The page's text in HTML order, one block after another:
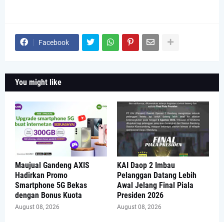
Facebook
You might like
Maujual Gandeng AXIS
Hadirkan Promo
Smartphone 5G Bekas
dengan Bonus Kuota
August 08, 2026
KAI Daop 2 Imbau
Pelanggan Datang Lebih
Awal Jelang Final Piala
Presiden 2026
August 08, 2026